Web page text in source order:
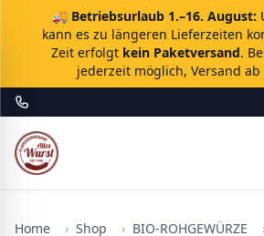
🚚 Betriebsurlaub 1.–16. August:
kann es zu längeren Lieferzeiten
Zeit erfolgt kein Paketversand.
jederzeit möglich, Versand ab
Home › Shop › BIO-ROHGEWÜRZE